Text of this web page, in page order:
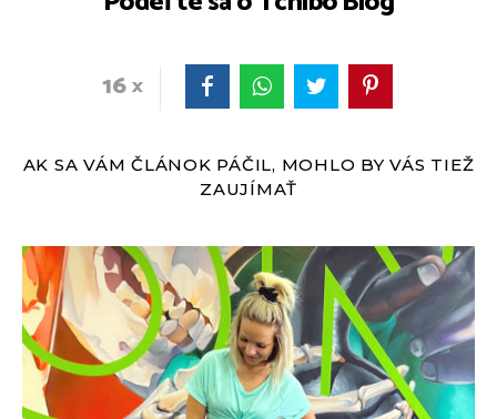
16
AK SA VÁM ČLÁNOK PÁČIL, MOHLO BY VÁS TIEŽ
ZAUJÍMAŤ